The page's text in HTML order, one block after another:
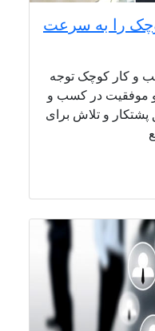
را به سرعت
و کار کوچک توجه
موفقیت در کسب و
و تلاش برای